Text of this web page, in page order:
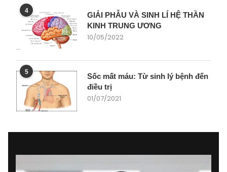
4
GIẢI PHẪU VÀ SINH LÍ HỆ THẦN
KINH TRUNG ƯƠNG
10/05/2022
5
Sốc mất máu: Từ sinh lý bệnh đến
điều trị
01/07/2021